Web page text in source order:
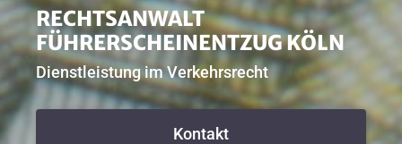
RECHTSANWALT
FÜHRERSCHEINENTZUG KÖLN
Dienstleistung im Verkehrsrecht
Kontakt